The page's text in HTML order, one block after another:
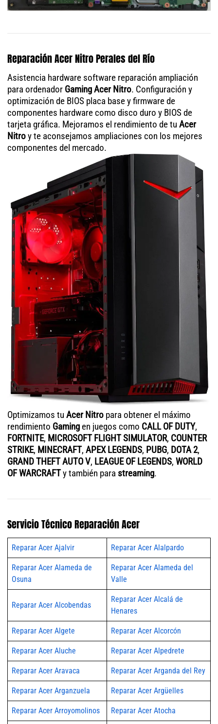
Reparación Acer Nitro Perales del Río
Asistencia hardware software reparación ampliación
para ordenador Gaming Acer Nitro. Configuración y
optimización de BIOS placa base y firmware de
componentes hardware como disco duro y BIOS de
tarjeta gráfica. Mejoramos el rendimiento de tu Acer
Nitroy te aconsejamos ampliaciones con los mejores
componentes del mercado.
Optimizamos tu Acer Nitro para obtener el máximo
rendimiento Gaming en juegos como CALL OF DUTY,
FORTNITE, MICROSOFT FLIGHT SIMULATOR, COUNTER
STRIKE, MINECRAFT, APEX LEGENDS, PUBG, DOTA 2,
GRAND THEFT AUTO V, LEAGUE OF LEGENDS, WORLD
OF WARCRAFTy también para streaming.
Servicio Técnico Reparación Acer
Reparar Acer Ajalvir Reparar Acer Alalpardo
Reparar Acer Alameda de
Osuna
Reparar Acer Alameda del
Valle
Reparar Acer Alcobendas
Reparar Acer Alcalá de
Henares
Reparar Acer Algete Reparar Acer Alcorcón
Reparar Acer Aluche Reparar Acer Alpedrete
Reparar Acer Aravaca Reparar Acer Arganda del Rey
Reparar Acer Arganzuela Reparar Acer Argüelles
Reparar Acer Arroyomolinos Reparar Acer Atocha